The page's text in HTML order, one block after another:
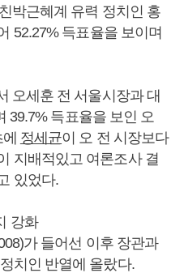
박근혜계 유력 정치인 홍
52.27% 득표율을 보이며
오세훈 전 서울시장과 대
39.7% 득표율을 보인 오
정세균이 오 전 시장보다
지배적있고 여론조사 결
있었다.
강화
가 들어선 이후 장관과
치인 반열에 올랐다.